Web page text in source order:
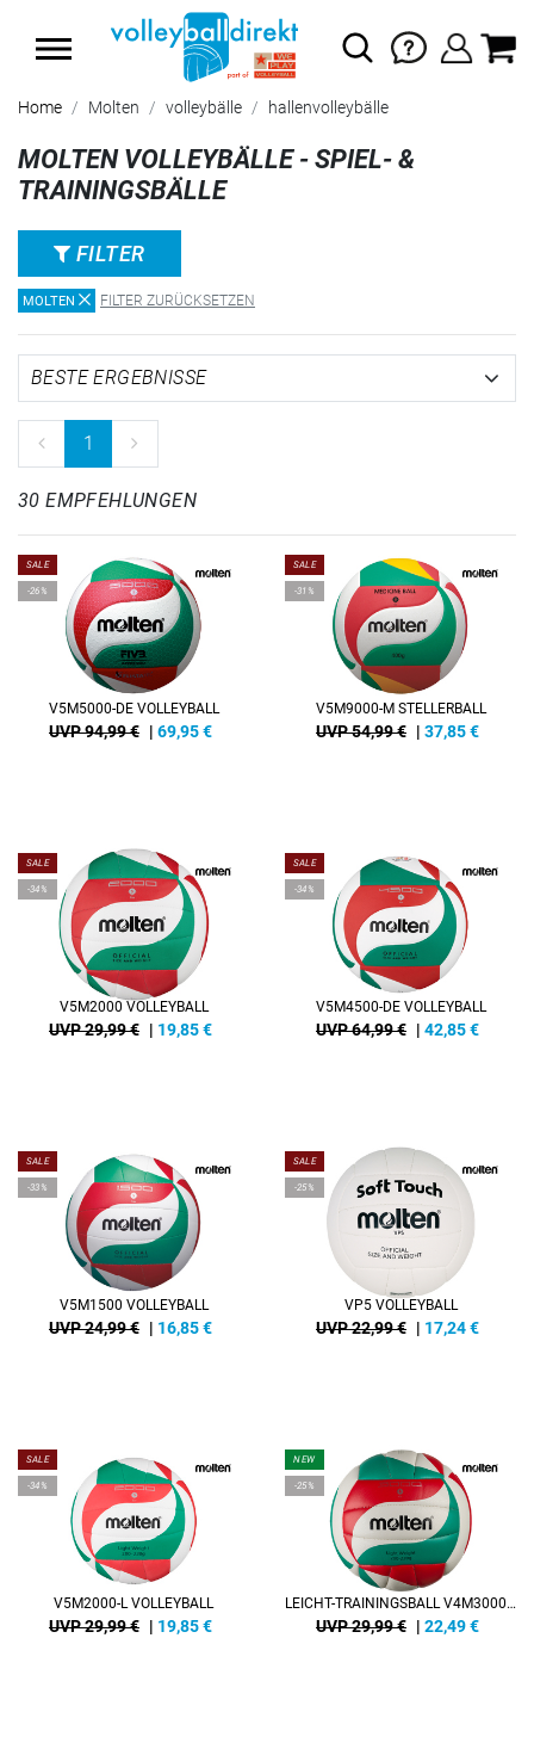
SUMMER SALE: SPARE BIS ZU 65%
Home Molten volleybälle hallenvolleybälle
MOLTEN VOLLEYBÄLLE - SPIEL- &
TRAININGSBÄLLE
FILTER
MOLTEN FILTER ZURÜCKSETZEN
1
30 EMPFEHLUNGEN
SALE
-26%
V5M5000-DE VOLLEYBALL
UVP 94,99 € | 69,95€
SALE
-31%
V5M9000-M STELLERBALL
UVP 54,99 € | 37,85€
SALE
-34%
V5M2000 VOLLEYBALL
UVP 29,99 € | 19,85€
SALE
-34%
V5M4500-DE VOLLEYBALL
UVP 64,99 € | 42,85€
SALE
-33%
V5M1500 VOLLEYBALL
UVP 24,99 € | 16,85€
SALE
-25%
VP5 VOLLEYBALL
UVP 22,99 € | 17,24€
SALE
-34%
V5M2000-L VOLLEYBALL
UVP 29,99 € | 19,85€
NEW
-25%
LEICHT-TRAININGSBALL V4M3000-L
UVP 29,99 € | 22,49€